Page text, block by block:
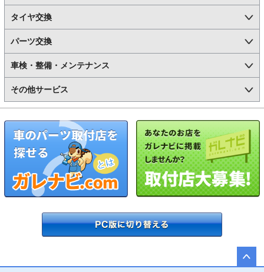
タイヤ交換
パーツ交換
車検・整備・メンテナンス
その他サービス